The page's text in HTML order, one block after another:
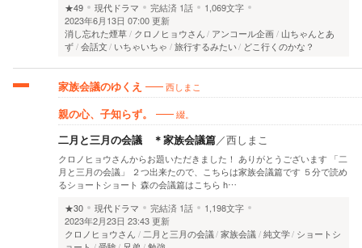
★49
現代ドラマ 完結済 1話
1,069文字
2023年6月13日 07:00 更新
消し忘れた煙草
クロノヒョウさん アンコール企画
山ちゃんとあ
ず 会話文 いちゃいちゃ 旅行するみたい どこ行くのかな？
家族会議のゆくえ 西しまこ
親の心、子知らず。 綴。
二月と三月の会議 ＊家族会議篇／西しまこ
クロノヒョウさんからお題いただきました！ ありがとうございます 「二
月と三月の会議」 ２つ出来たので、こちらは家族会議篇です ５分で読め
るショートショート 森の会議篇はこちら h…
★30
現代ドラマ 完結済 1話
1,198文字
2023年2月23日 23:43 更新
クロノヒョウさん
二月と三月の会議 家族会議 純文学 ショートシ